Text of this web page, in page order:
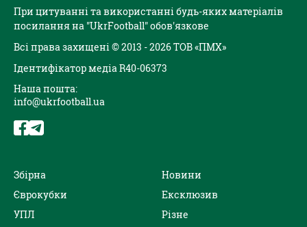
При цитуванні та використанні будь-яких матеріалів
посилання на "UkrFootball" обов'язкове
Всі права захищені © 2013 - 2026 ТОВ «ПМХ»
Ідентифікатор медіа R40-06373
Наша пошта:
info@ukrfootball.ua
Збірна
Єврокубки
УПЛ
Новини
Ексклюзив
Різне